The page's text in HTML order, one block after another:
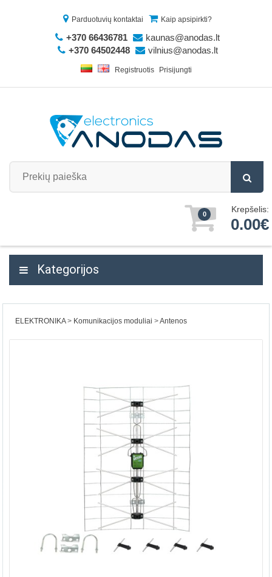
Parduotuvių kontaktai Kaip apsipirkti?
+370 66436781
kaunas@anodas.lt
+370 64502448
vilnius@anodas.lt
Registruotis Prisijungti
0 Krepšelis:
0.00€
Kategorijos
ELEKTRONIKA Komunikacijos moduliai Antenos